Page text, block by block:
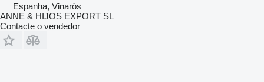
Espanha, Vinaròs
ANNE & HIJOS EXPORT SL
Contacte o vendedor